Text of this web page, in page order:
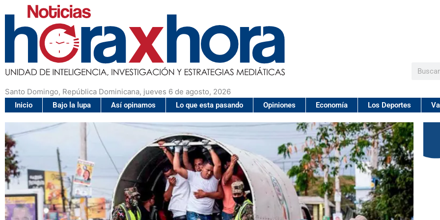
Santo Domingo, República Dominicana, jueves 6 de agosto, 2026
Buscar
Inicio Bajo la lupa Así opinamos Lo que esta pasando Opiniones Economía Los Deportes